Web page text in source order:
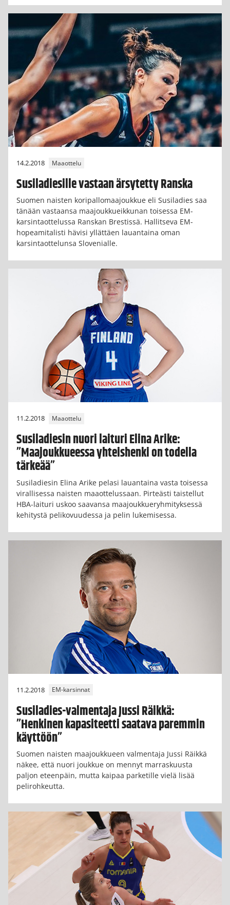
14.2.2018 Maaottelu
Susiladiesille vastaan ärsytetty Ranska
Suomen naisten koripallomaajoukkue eli Susiladies saa
tänään vastaansa maajoukkueikkunan toisessa EM-
karsintaottelussa Ranskan Brestissä. Hallitseva EM-
hopeamitalisti hävisi yllättäen lauantaina oman
karsintaottelunsa Slovenialle.
11.2.2018 Maaottelu
Susiladiesin nuori laituri Elina Arike:
”Maajoukkueessa yhteishenki on todella
tärkeää”
Susiladiesin Elina Arike pelasi lauantaina vasta toisessa
virallisessa naisten maaottelussaan. Pirteästi taistellut
HBA-laituri uskoo saavansa maajoukkueryhmityksessä
kehitystä pelikovuudessa ja pelin lukemisessa.
11.2.2018 EM-karsinnat
Susiladies-valmentaja Jussi Räikkä:
”Henkinen kapasiteetti saatava paremmin
käyttöön”
Suomen naisten maajoukkueen valmentaja Jussi Räikkä
näkee, että nuori joukkue on mennyt marraskuusta
paljon eteenpäin, mutta kaipaa parketille vielä lisää
pelirohkeutta.